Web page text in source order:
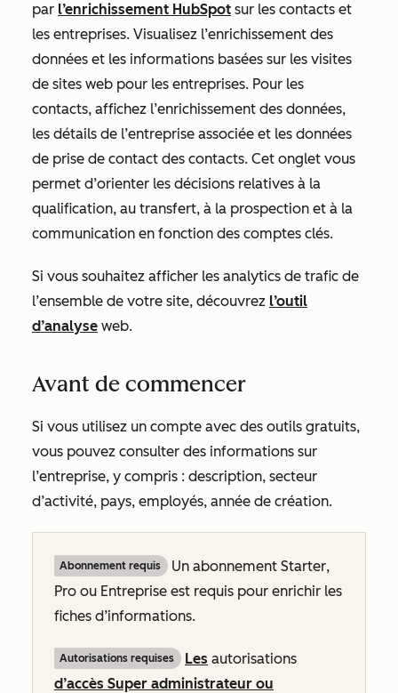
par l’enrichissement HubSpot sur les contacts et
les entreprises. Visualisez l’enrichissement des
données et les informations basées sur les visites
de sites web pour les entreprises. Pour les
contacts, affichez l’enrichissement des données,
les détails de l’entreprise associée et les données
de prise de contact des contacts. Cet onglet vous
permet d’orienter les décisions relatives à la
qualification, au transfert, à la prospection et à la
communication en fonction des comptes clés.
Si vous souhaitez afficher les analytics de trafic de
l’ensemble de votre site, découvrez l’outil
d’analyse web.
Avant de commencer
Si vous utilisez un compte avec des outils gratuits,
vous pouvez consulter des informations sur
l’entreprise, y compris : description, secteur
d’activité, pays, employés, année de création.
Abonnement requis Un abonnement Starter,
Pro ou Entreprise est requis pour enrichir les
fiches d’informations.
Autorisations requises Les autorisations
d’accès Super administrateur ou